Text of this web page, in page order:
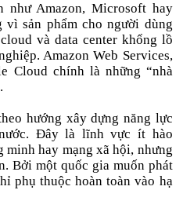
như Amazon, Microsoft hay
sản phẩm cho người dùng
và data center khổng lồ
Amazon Web Services,
Cloud chính là những “nhà
hướng xây dựng năng lực
Đây là lĩnh vực ít hào
minh hay mạng xã hội, nhưng
Bởi một quốc gia muốn phát
phụ thuộc hoàn toàn vào hạ